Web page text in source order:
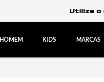
Frete
HOMEM KIDS MARCAS